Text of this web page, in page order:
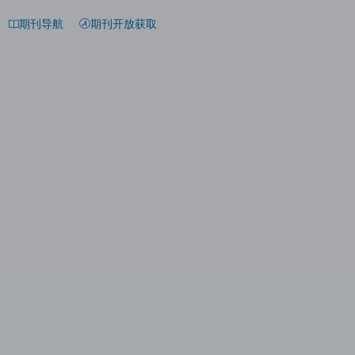
期刊导航 期刊开放获取